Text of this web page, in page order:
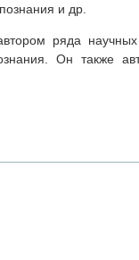
и др.
ряда
Он также